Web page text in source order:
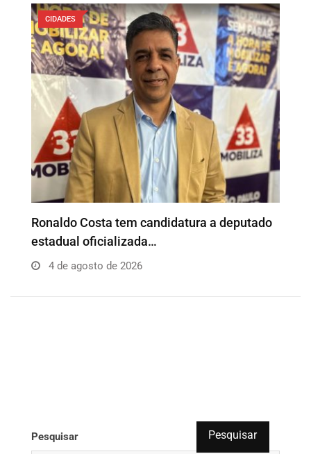
CIDADES
Além da Influência reúne empresários e
profissionais para…
4 de agosto de 2026
Pesquisar Pesquisar